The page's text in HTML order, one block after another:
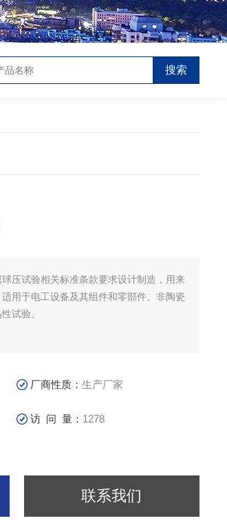
压试验相关标准条款要求设计制造，用来
用于电工设备及其组件和零部件、非陶瓷
试验。
厂商性质：生产厂家
访 问 量： 1278
联系我们